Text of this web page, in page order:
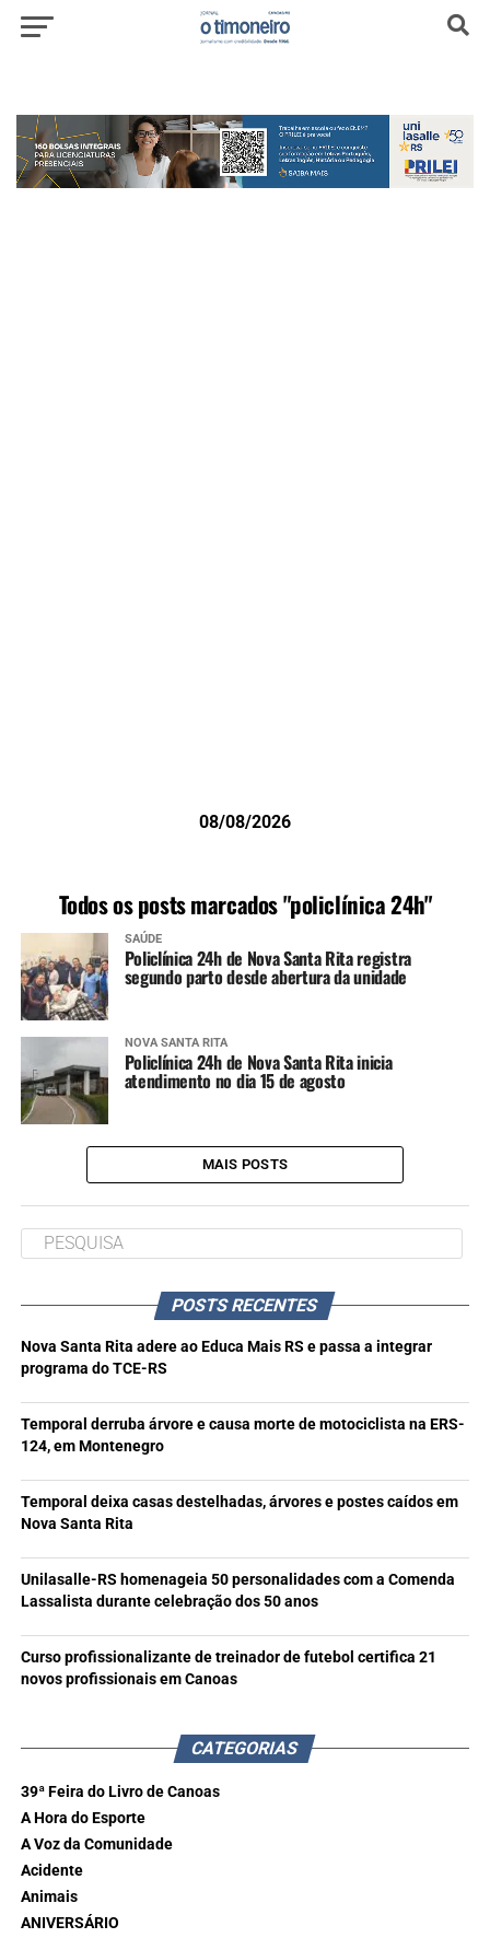
08/08/2026
Todos os posts marcados "policlínica 24h"
SAÚDE
Policlínica 24h de Nova Santa Rita registra
segundo parto desde abertura da unidade
NOVA SANTA RITA
Policlínica 24h de Nova Santa Rita inicia
atendimento no dia 15 de agosto
MAIS POSTS
POSTS RECENTES
Nova Santa Rita adere ao Educa Mais RS e passa a integrar
programa do TCE-RS
Temporal derruba árvore e causa morte de motociclista na ERS-
124, em Montenegro
Temporal deixa casas destelhadas, árvores e postes caídos em
Nova Santa Rita
Unilasalle-RS homenageia 50 personalidades com a Comenda
Lassalista durante celebração dos 50 anos
Curso profissionalizante de treinador de futebol certifica 21
novos profissionais em Canoas
CATEGORIAS
39ª Feira do Livro de Canoas
A Hora do Esporte
A Voz da Comunidade
Acidente
Animais
ANIVERSÁRIO